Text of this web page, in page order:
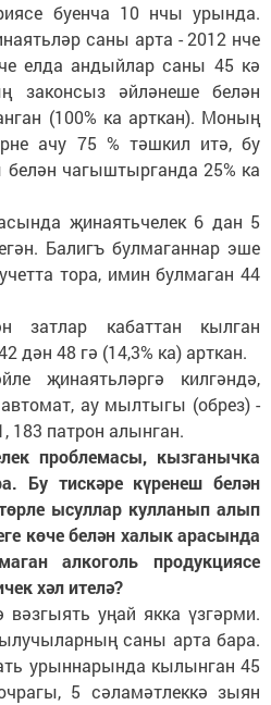
буенча 10 нчы урында.
саны арта - 2012 нче
елда андыйлар саны 45 кә
законсыз әйләнеше белән
(100% ка арткан). Моның
ачу 75 % тәшкил итә, бу
чагыштырганда 25% ка
җинаятьчелек 6 дан 5
Балигъ булмаганнар эше
тора, имин булмаган 44
затлар кабаттан кылган
дән 48 гә (14,3% ка) арткан.
җинаятьләргә килгәндә,
ау мылтыгы (обрез) -
183 патрон алынган.
проблемасы, кызганычка
Бу тискәре күренеш белән
ысуллар кулланып алып
көче белән халык арасында
алкоголь продукциясе
хәл ителә?
вәзгыять уңай якка үзгәрми.
саны арта бара.
урыннарында кылынган 45
5 сәламәтлеккә зыян